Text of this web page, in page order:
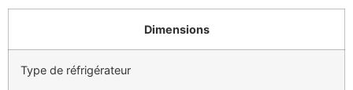
Dimensions
Type de réfrigérateur